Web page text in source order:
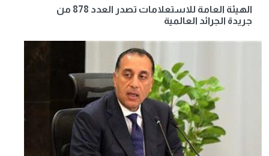
الهيئة العامة للاستعلامات تصدر العدد 878 من
جريدة الجرائد العالمية